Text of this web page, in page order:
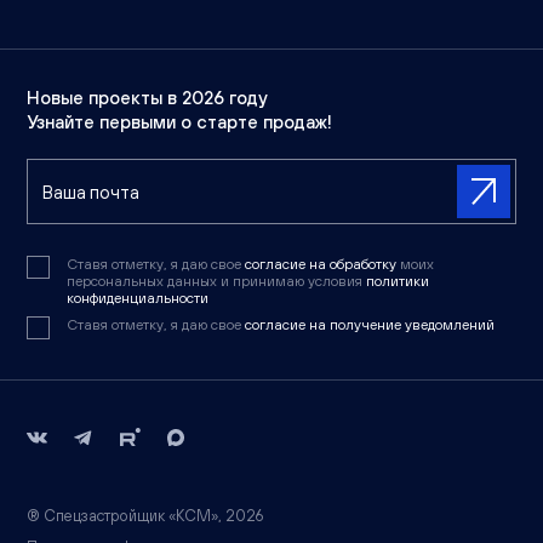
Новые проекты в 2026 году
Узнайте первыми о старте продаж!
Ставя отметку, я даю свое согласие на обработку моих
персональных данных и принимаю условия политики
конфиденциальности
Ставя отметку, я даю свое согласие на получение уведомлений
® Спецзастройщик «КСМ», 2026